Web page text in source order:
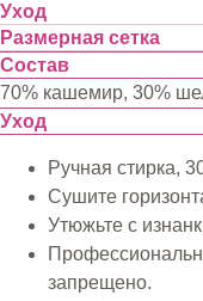
Уход
Размерная сетка
Состав
70% кашемир, 30%
Уход
Ручная стирка,
Сушите
Утюжьте с
запрещено.